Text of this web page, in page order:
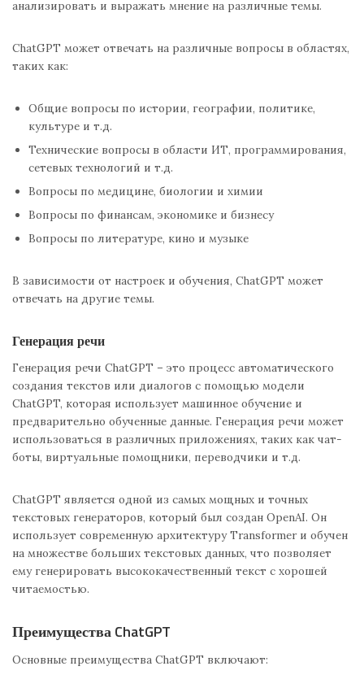
анализировать и выражать мнение на различные темы.
ChatGPT может отвечать на различные вопросы в областях,
таких как:
Общие вопросы по истории, географии, политике,
культуре и т.д.
Технические вопросы в области ИТ, программирования,
сетевых технологий и т.д.
Вопросы по медицине, биологии и химии
Вопросы по финансам, экономике и бизнесу
Вопросы по литературе, кино и музыке
В зависимости от настроек и обучения, ChatGPT может
отвечать на другие темы.
Генерация речи
Генерация речи ChatGPT – это процесс автоматического
создания текстов или диалогов с помощью модели
ChatGPT, которая использует машинное обучение и
предварительно обученные данные. Генерация речи может
использоваться в различных приложениях, таких как чат-
боты, виртуальные помощники, переводчики и т.д.
ChatGPT является одной из самых мощных и точных
текстовых генераторов, который был создан OpenAI. Он
использует современную архитектуру Transformer и обучен
на множестве больших текстовых данных, что позволяет
ему генерировать высококачественный текст с хорошей
читаемостью.
Преимущества ChatGPT
Основные преимущества ChatGPT включают: